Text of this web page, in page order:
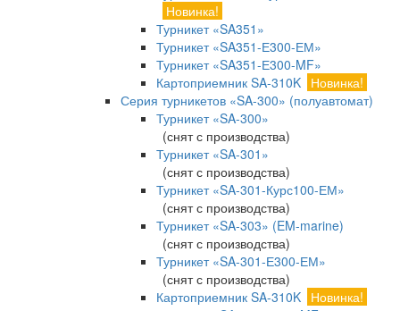
Новинка!
Турникет «SA351»
Турникет «SA351-Е300-ЕМ»
Турникет «SA351-Е300-MF»
Картоприемник SA-310K Новинка!
Серия турникетов «SA-300» (полуавтомат)
Турникет «SA-300»
(снят с производства)
Турникет «SA-301»
(снят с производства)
Турникет «SA-301-Курс100-ЕМ»
(снят с производства)
Турникет «SA-303» (EM-marine)
(снят с производства)
Турникет «SA-301-Е300-ЕМ»
(снят с производства)
Картоприемник SA-310K Новинка!